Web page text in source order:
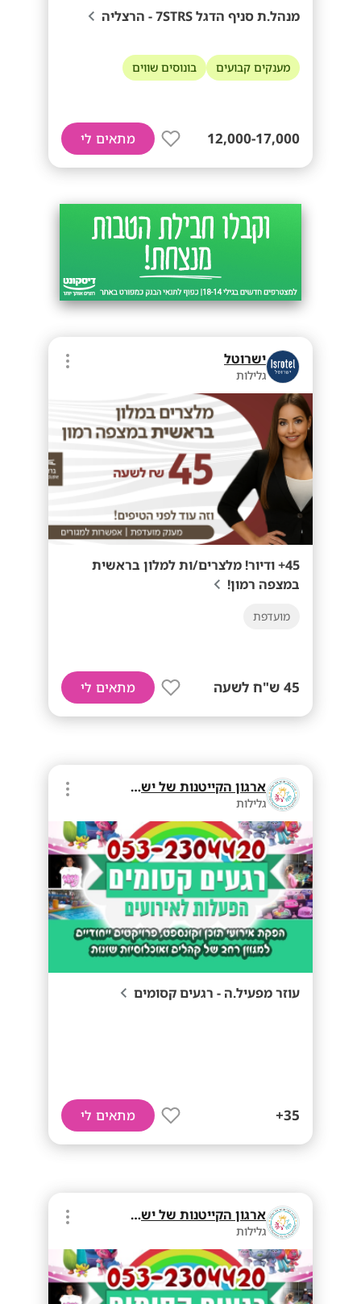
מנהל.ת סניף הדגל 7STRS - הרצליה
מענקים קבועים בונוסים שווים
12,000-17,000 מתאים לי
ישרוטל
גלילות
45+ ודיור! מלצרים/ות למלון בראשית
במצפה רמון!
מועדפת
45 ש"ח לשעה מתאים לי
ארגון הקייטנות של ישראל
גלילות
עוזר מפעיל.ה - רגעים קסומים
35+ מתאים לי
ארגון הקייטנות של ישראל
גלילות